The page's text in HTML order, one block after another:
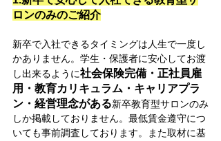
ロンのみのご紹介
​新卒で入社できるタイミングは人生で一度し
かありません。学生・保護者に安心してお渡
し出来るように社会保険完備・正社員雇
用・教育カリキュラム・キャリアプラ
ン・経営理念がある新卒教育型サロンのみ
しか掲載しておりません。最低賃金遵守につ
いても事前調査しております。また取材に基